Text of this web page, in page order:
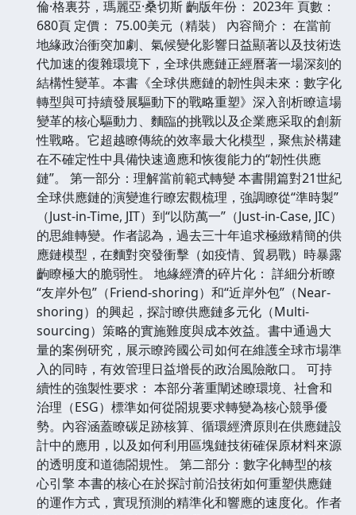
倫·格裏芬，瑪麗亞·桑切斯 齣版年份： 2023年 頁數：
680頁 定價： 75.00美元（精裝） 內容簡介： 在當前
地緣政治衝突加劇、氣候變化影響日益顯著以及技術迭
代加速的復雜環境下，全球供應鏈正經曆著一場深刻的
結構性變革。本書《全球供應鏈的韌性與未來：數字化
轉型與可持續發展驅動下的戰略重塑》深入剖析瞭這場
變革的核心驅動力、麵臨的挑戰以及企業應采取的創新
性戰略。它超越瞭傳統的效率最大化模型，聚焦於構建
在不確定性中具備快速適應和恢復能力的“韌性供應
鏈”。 第一部分：理解當前範式轉變 本書開篇對21世紀
全球供應鏈的演變進行瞭宏觀梳理，強調瞭從“準時製”
（Just-in-Time, JIT）到“以防萬一”（Just-in-Case, JIC）
的思維轉變。作者認為，過去三十年追求極緻精簡的供
應鏈模型，在麵對突發衝擊（如疫情、貿易戰）時暴露
齣瞭極大的脆弱性。 地緣經濟的碎片化： 詳細分析瞭
“友岸外包”（Friend-shoring）和“近岸外包”（Near-
shoring）的興起，探討瞭供應鏈多元化（Multi-
sourcing）策略的實施難度與成本效益。書中通過大
量的案例研究，展示瞭跨國公司如何在維護全球市場準
入的同時，有效管理日益增長的政治風險敞口。 可持
續性的強製性要求： 本部分著重闡述瞭環境、社會和
治理（ESG）標準如何從閤規要求轉變為核心競爭優
勢。內容涵蓋瞭碳足跡核算、循環經濟原則在供應鏈設
計中的應用，以及如何利用區塊鏈技術確保原材料來源
的透明度和道德閤規性。 第二部分：數字化轉型的核
心引擎 本書的核心在於探討前沿技術如何重塑供應鏈
的運作方式，實現預測的精準化和響應的速度化。作者